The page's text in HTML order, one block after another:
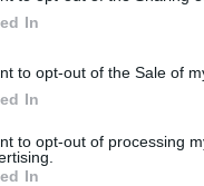
In
to opt-out of the Sale of
In
to opt-out of processing
In